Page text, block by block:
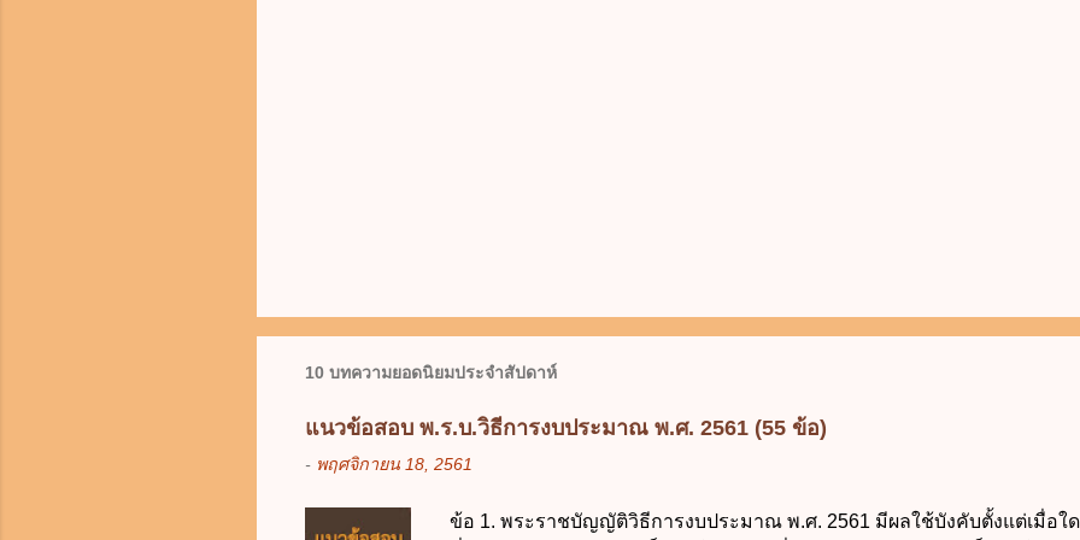
10 บทความยอดนิยมประจำสัปดาห์
แนวข้อสอบ พ.ร.บ.วิธีการงบประมาณ พ.ศ. 2561 (55 ข้อ)
- พฤศจิกายน 18, 2561
ข้อ 1. พระราชบัญญัติวิธีการงบประมาณ พ.ศ. 2561 มีผลใช้บังคับตั้งแต่เมื่อใ